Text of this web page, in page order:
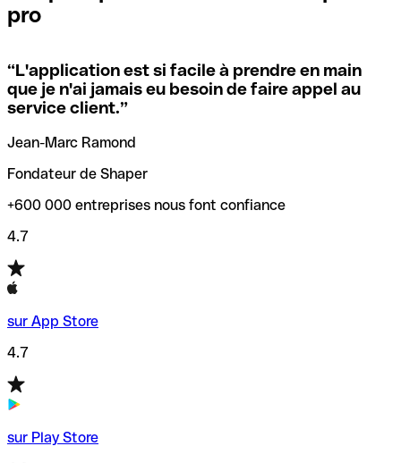
locales.
Si vous n'êtes pas sûr du code SWIFT que vous devriez
utiliser, nous avons développé un outil de recherche de
codes SWIFT par nom de banque.
vérification/recherche de codes SWIFT. Ainsi, vous pouvez
trouver et vérifier vos codes SWIFT avant de réaliser vos
transferts d’argent.
pro
“L'application est si facile à prendre en main
que je n'ai jamais eu besoin de faire appel au
service client.”
Jean-Marc Ramond
Fondateur de Shaper
+600 000 entreprises nous font confiance
4.7
sur App Store
4.7
sur Play Store